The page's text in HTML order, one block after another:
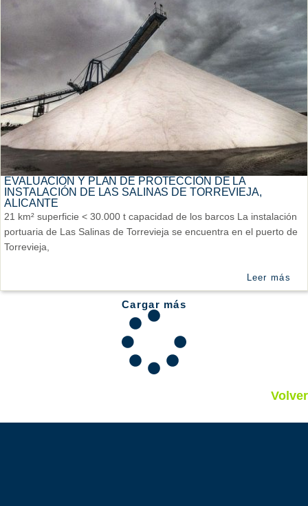
EVALUACIÓN Y PLAN DE PROTECCIÓN DE LA
INSTALACIÓN DE LAS SALINAS DE TORREVIEJA,
ALICANTE
21 km² superficie < 30.000 t capacidad de los barcos La instalación
portuaria de Las Salinas de Torrevieja se encuentra en el puerto de
Torrevieja,
Leer más
Cargar más
Volver